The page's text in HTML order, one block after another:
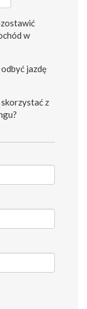
w
jazdę
z